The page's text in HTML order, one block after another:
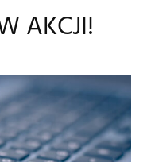
AKCJI!